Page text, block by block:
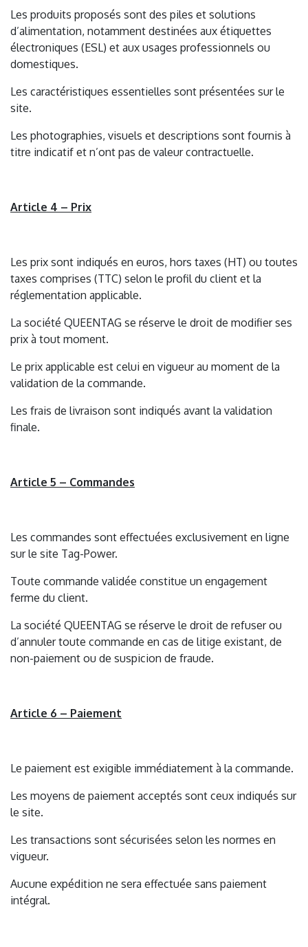
Les produits proposés sont des piles et solutions
d’alimentation, notamment destinées aux étiquettes
électroniques (ESL) et aux usages professionnels ou
domestiques.
Les caractéristiques essentielles sont présentées sur le
site.
Les photographies, visuels et descriptions sont fournis à
titre indicatif et n’ont pas de valeur contractuelle.
Article 4 – Prix
Les prix sont indiqués en euros, hors taxes (HT) ou toutes
taxes comprises (TTC) selon le profil du client et la
réglementation applicable.
La société QUEENTAG se réserve le droit de modifier ses
prix à tout moment.
Le prix applicable est celui en vigueur au moment de la
validation de la commande.
Les frais de livraison sont indiqués avant la validation
finale.
Article 5 – Commandes
Les commandes sont effectuées exclusivement en ligne
sur le site Tag-Power.
Toute commande validée constitue un engagement
ferme du client.
La société QUEENTAG se réserve le droit de refuser ou
d’annuler toute commande en cas de litige existant, de
non-paiement ou de suspicion de fraude.
Article 6 – Paiement
Le paiement est exigible immédiatement à la commande.
Les moyens de paiement acceptés sont ceux indiqués sur
le site.
Les transactions sont sécurisées selon les normes en
vigueur.
Aucune expédition ne sera effectuée sans paiement
intégral.